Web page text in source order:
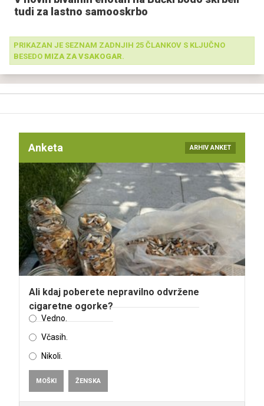
tudi za lastno samooskrbo
PRIKAZAN JE SEZNAM ZADNJIH 25 ČLANKOV S KLJUČNO
BESEDO MIZA ZA VSAKOGAR.
Anketa ARHIV ANKET
Ali kdaj poberete nepravilno odvržene
cigaretne ogorke?
Vedno.
Včasih.
Nikoli.
MOŠKI ŽENSKA